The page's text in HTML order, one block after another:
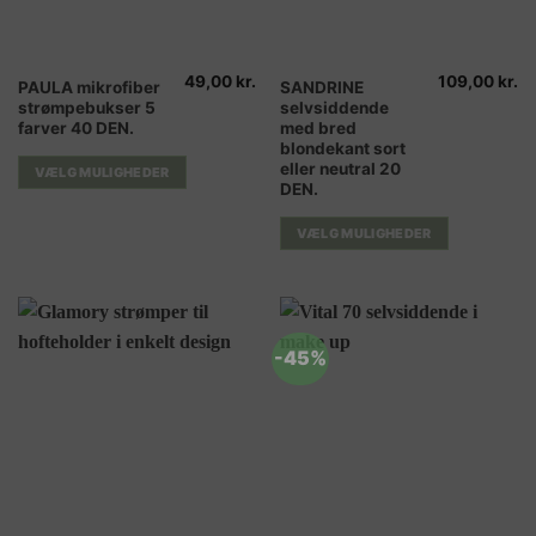
PAULA mikrofiber
strømpebukser 5
farver 40 DEN.
49,00 kr.
VÆLG MULIGHEDER
Dette
vare
har
flere
varianter.
varesiden
SANDRINE
selvsiddende
med bred
blondekant sort
eller neutral 20
DEN.
109,00 kr.
VÆLG MULIGHEDER
Dette
vare
har
flere
varianter.
kan
varesiden
-45%